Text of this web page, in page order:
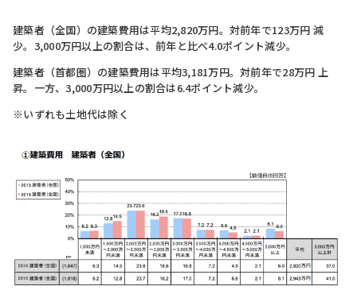
建築者（全国）の建築費用は平均2,820万円。対前年で123万円 減
少。3,000万円以上の割合は、前年と比べ4.0ポイント減少。
建築者（首都圏）の建築費用は平均3,181万円。対前年で28万円 上
昇。一方、3,000万円以上の割合は6.4ポイント減少。
※いずれも土地代は除く